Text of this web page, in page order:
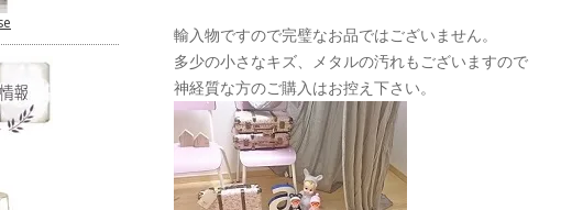
輸入物ですので完璧なお品ではございません。
多少の小さなキズ、メタルの汚れもございますので
神経質な方のご購入はお控え下さい。